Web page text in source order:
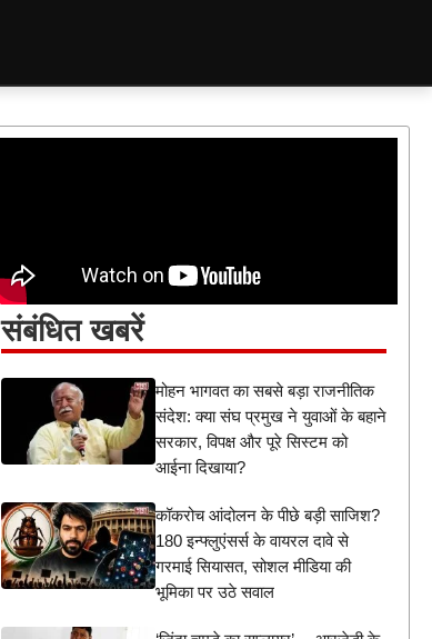
संबंधित खबरें
मोहन भागवत का सबसे बड़ा राजनीतिक
संदेश: क्या संघ प्रमुख ने युवाओं के बहाने
सरकार, विपक्ष और पूरे सिस्टम को
आईना दिखाया?
कॉकरोच आंदोलन के पीछे बड़ी साजिश?
180 इन्फ्लुएंसर्स के वायरल दावे से
गरमाई सियासत, सोशल मीडिया की
भूमिका पर उठे सवाल